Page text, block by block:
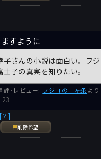
すように
子さんの小説は面白い。フ
子の真実を知りたい。
･レビュー: フジコの十ヶ条より
[？]
削除希望